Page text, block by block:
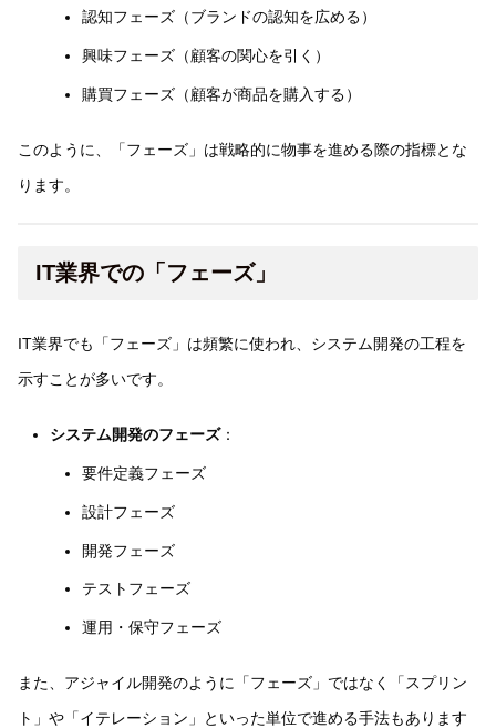
認知フェーズ（ブランドの認知を広める）
興味フェーズ（顧客の関心を引く）
購買フェーズ（顧客が商品を購入する）
このように、「フェーズ」は戦略的に物事を進める際の指標とな
ります。
IT業界での「フェーズ」
IT業界でも「フェーズ」は頻繁に使われ、システム開発の工程を
示すことが多いです。
システム開発のフェーズ：
要件定義フェーズ
設計フェーズ
開発フェーズ
テストフェーズ
運用・保守フェーズ
また、アジャイル開発のように「フェーズ」ではなく「スプリン
ト」や「イテレーション」といった単位で進める手法もあります